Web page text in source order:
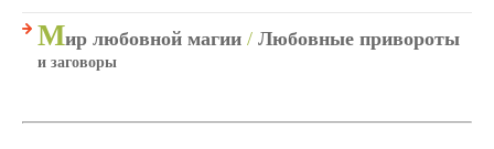
Мир любовной магии / Любовные привороты
и заговоры